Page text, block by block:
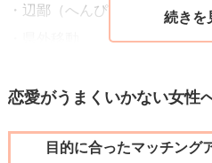
・辺鄙（へんぴ）な所
・1日中車移動
これらの要素がいくつか重な
恋愛がうまくいかない女性
目的に合ったマッチング